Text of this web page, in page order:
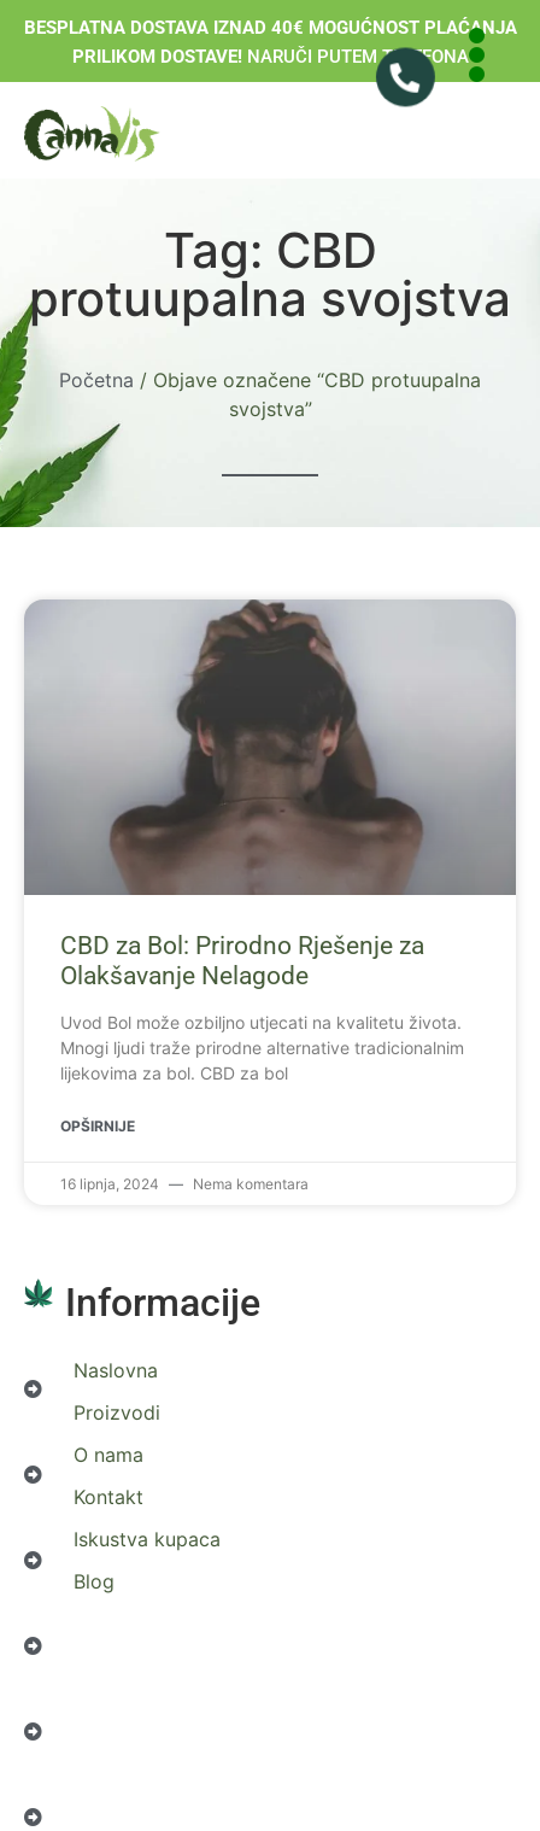
BESPLATNA DOSTAVA IZNAD 40€ MOGUĆNOST PLAĆANJA
PRILIKOM DOSTAVE!NARUČI PUTEM TELEFONA
Tag: CBD
protuupalna svojstva
Početna / Objave označene “CBD protuupalna
svojstva”
CBD za Bol: Prirodno Rješenje za
Olakšavanje Nelagode
Uvod Bol može ozbiljno utjecati na kvalitetu života.
Mnogi ljudi traže prirodne alternative tradicionalnim
lijekovima za bol. CBD za bol
OPŠIRNIJE
16 lipnja, 2024 Nema komentara
Informacije
Naslovna
Proizvodi
O nama
Kontakt
Iskustva kupaca
Blog